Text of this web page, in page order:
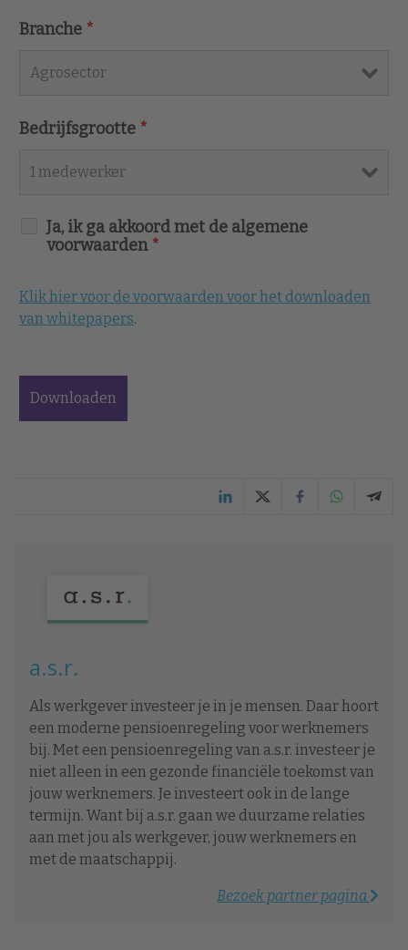
Branche *
Bedrijfsgrootte *
Ja, ik ga akkoord met de algemene
voorwaarden *
Klik hier voor de voorwaarden voor het downloaden
van whitepapers.
a.s.r.
Als werkgever investeer je in je mensen. Daar hoort
een moderne pensioenregeling voor werknemers
bij. Met een pensioenregeling van a.s.r. investeer je
niet alleen in een gezonde financiële toekomst van
jouw werknemers. Je investeert ook in de lange
termijn. Want bij a.s.r. gaan we duurzame relaties
aan met jou als werkgever, jouw werknemers en
met de maatschappij.
Bezoek partner pagina